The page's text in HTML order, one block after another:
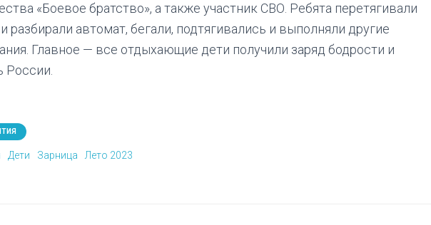
«Боевое братство», а также участник СВО. Ребята перетягивали
разбирали автомат, бегали, подтягивались и выполняли другие
Главное — все отдыхающие дети получили заряд бодрости и
России.
Дети Зарница
Лето 2023